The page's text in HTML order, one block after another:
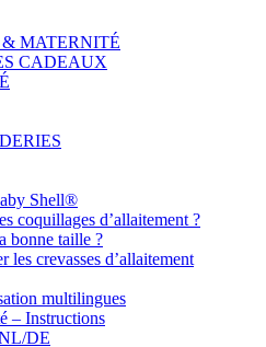
MATERNITÉ
CADEAUX
Shell®
coquillages d’allaitement ?
bonne taille ?
les crevasses d’allaitement
multilingues
– Instructions
DE